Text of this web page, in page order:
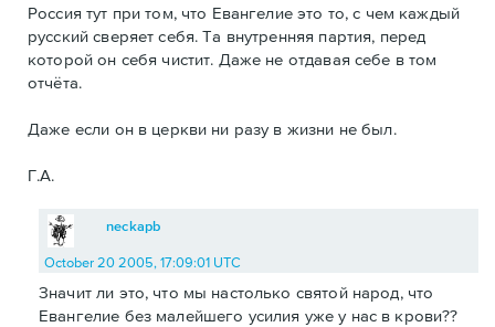
Россия тут при том, что Евангелие это то, с чем каждый
русский сверяет себя. Та внутренняя партия, перед
которой он себя чистит. Даже не отдавая себе в том
отчёта.
Даже если он в церкви ни разу в жизни не был.
Г.А.
neckapb
October 20 2005, 17:09:01 UTC
Значит ли это, что мы настолько святой народ, что
Евангелие без малейшего усилия уже у нас в крови??